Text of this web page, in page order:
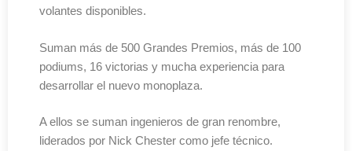
volantes disponibles.
Suman más de 500 Grandes Premios, más de 100
podiums, 16 victorias y mucha experiencia para
desarrollar el nuevo monoplaza.
A ellos se suman ingenieros de gran renombre,
liderados por Nick Chester como jefe técnico.